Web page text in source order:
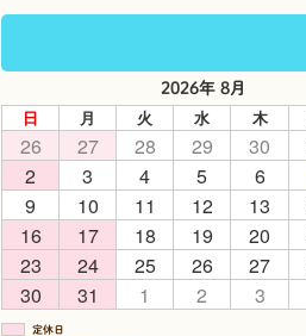
2026年 8月
日 月 火 水 木
26 27 28 29 30
2
3 4 5 6
9
10 11 12 13
16
17 18 19 20
23
24 25 26 27
30
31 1 2 3
定休日